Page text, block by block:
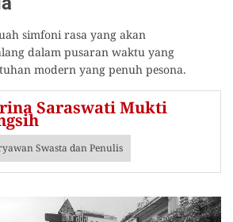
simfoni rasa yang akan
dalam pusaran waktu yang
modern yang penuh pesona.
Saraswati Mukti
Swasta dan Penulis